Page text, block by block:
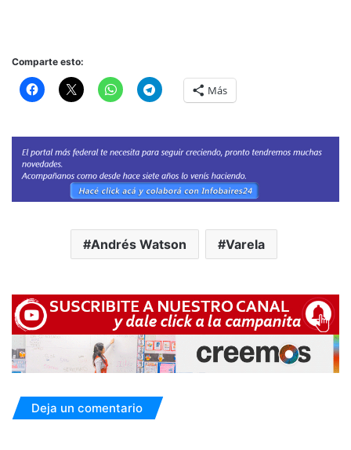
Comparte esto:
Más
Andrés Watson Varela
Deja un comentario